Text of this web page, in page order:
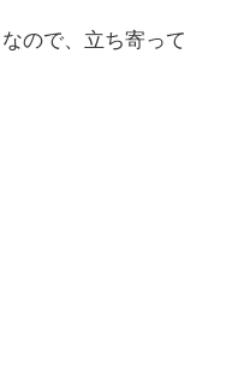
ので、立ち寄って